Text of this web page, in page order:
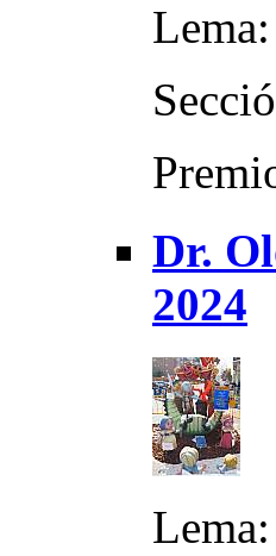
Dr.
2024